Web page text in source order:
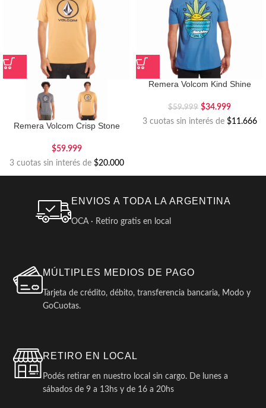
Remera Volcom Crisp Stone
$59.999
3 cuotas sin interés de $20.000
Remera Volcom Kind Shine
$59.999 $34.999
3 cuotas sin interés de $11.666
ENVIOS A TODA LA ARGENTINA
OCA · Retiro gratis en local
MÚLTIPLES MEDIOS DE PAGO
Tarjeta de crédito, débito, transferencia bancaria, Modo y
GoCuotas.
RETIRO EN LOCAL
Podés retirar en nuestro local sin cargo. De lunes a
sábados de 9 a 13hs y de 16 a 20hs